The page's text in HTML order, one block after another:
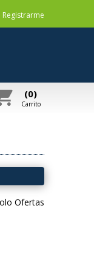
Registrarme
(0)
Carrito
Ofertas